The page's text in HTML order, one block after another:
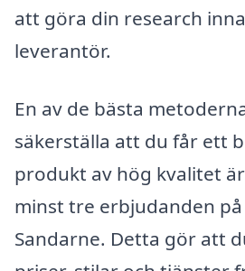
att göra din research
leverantör.
En av de bästa
säkerställa att du får ett
produkt av hög kvalitet
minst tre erbjudanden
Sandarne. Detta gör att